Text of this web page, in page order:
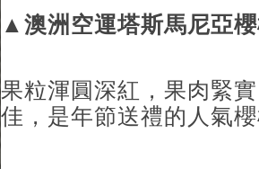
▲ 澳洲空運塔斯馬尼亞
果粒渾圓深紅，果肉緊
佳，是年節送禮的人氣